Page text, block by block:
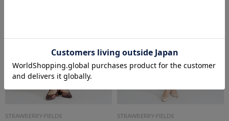
STRAWBERRY-FIELDS STRAWBERRY-FIELDS